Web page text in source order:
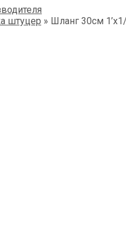
штуцер » Шланг 30см